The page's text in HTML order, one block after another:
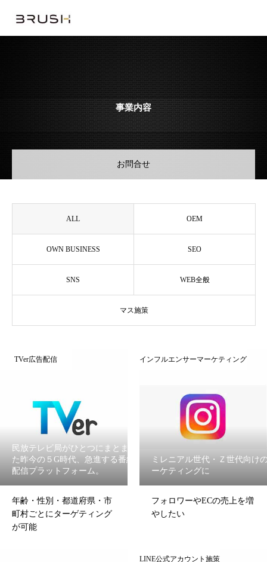
事業内容
お問合せ
ALL OEM
OWN BUSINESS SEO
SNS WEB全般
マス施策
TVer広告配信
民放テレビ局がひとつにまとまっ
た昨今の５G時代、急進する番組
配信プラットフォーム。
年齢・性別・都道府県・市
町村ごとにターゲティング
が可能
インフルエンサーマーケティング
ミレニアル世代・Ｚ世代向け
ーケティングに
フォロワーやECの売上を増
やしたい
LINE公式アカウント施策